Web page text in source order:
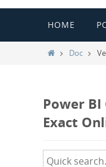
de
HOME
Home
Doc
Power
Exact